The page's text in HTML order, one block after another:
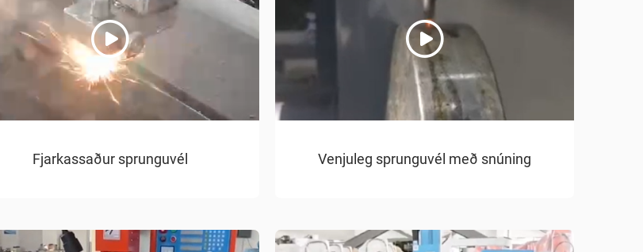
Fjarkassaður sprunguvél Venjuleg sprunguvél með snúning